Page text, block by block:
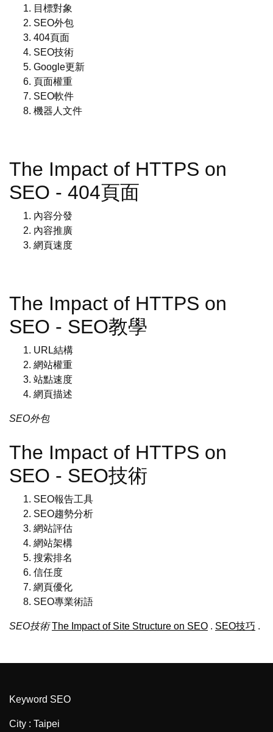
目標對象
SEO外包
404頁面
SEO技術
Google更新
頁面權重
SEO軟件
機器人文件
The Impact of HTTPS on
SEO - 404頁面
內容分發
內容推廣
網頁速度
The Impact of HTTPS on
SEO - SEO教學
URL結構
網站權重
站點速度
網頁描述
SEO外包
The Impact of HTTPS on
SEO - SEO技術
SEO報告工具
SEO趨勢分析
網站評估
網站架構
搜索排名
信任度
網頁優化
SEO專業術語
SEO技術 The Impact of Site Structure on SEO . SEO技巧 .
Keyword SEO
City : Taipei